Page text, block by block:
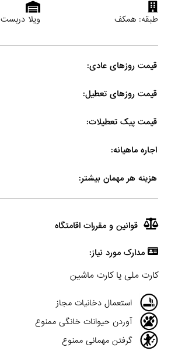
طبقه: همکف ویلا دربست
قیمت روزهای عادی:
قیمت روزهای تعطیل:
قیمت پیک تعطیلات:
اجاره ماهیانه:
هزینه هر مهمان بیشتر:
قوانین و مقررات اقامتگاه
مدارک مورد نیاز:
کارت ملی یا کارت ماشین
استعمال دخانیات مجاز
آوردن حیوانات خانگی ممنوع
گرفتن مهمانی ممنوع